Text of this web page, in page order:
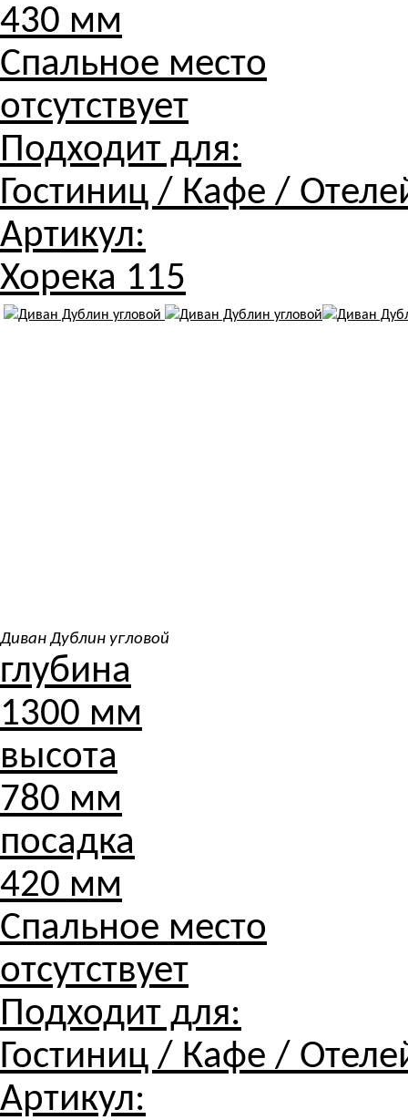
430 мм
Спальное место
отсутствует
Подходит для:
Гостиниц / Кафе /
Артикул:
Хорека 115
Диван Дублин угловой
глубина
1300 мм
высота
780 мм
посадка
420 мм
Спальное место
отсутствует
Подходит для:
Гостиниц / Кафе /
Артикул: